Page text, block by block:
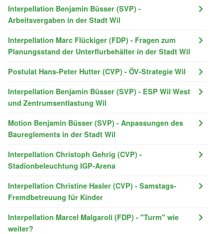
Interpellation Benjamin Büsser (SVP) -
Arbeitsvergaben in der Stadt Wil
Interpellation Marc Flückiger (FDP) - Fragen zum
Planungsstand der Unterflurbehälter in der Stadt Wil
Postulat Hans-Peter Hutter (CVP) - ÖV-Strategie Wil
Interpellation Benjamin Büsser (SVP) - ESP Wil West
und Zentrumsentlastung Wil
Motion Benjamin Büsser (SVP) - Anpassungen des
Baureglements in der Stadt Wil
Interpellation Christoph Gehrig (CVP) -
Stadionbeleuchtung IGP-Arena
Interpellation Christine Hasler (CVP) - Samstags-
Fremdbetreuung für Kinder
Interpellation Marcel Malgaroli (FDP) - "Turm" wie
weiter?